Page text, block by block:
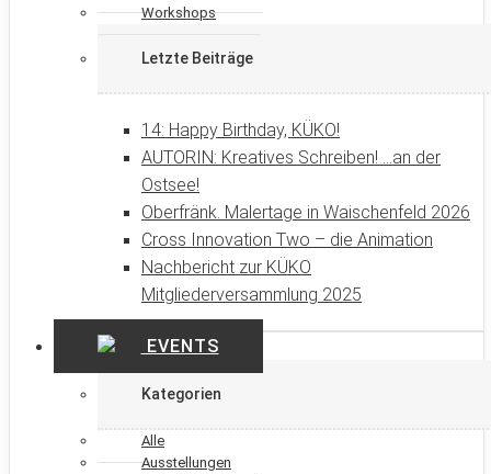
Workshops
Letzte Beiträge
14: Happy Birthday, KÜKO!
AUTORIN: Kreatives Schreiben! …an der
Ostsee!
Oberfränk. Malertage in Waischenfeld 2026
Cross Innovation Two – die Animation
Nachbericht zur KÜKO
Mitgliederversammlung 2025
EVENTS
Kategorien
Alle
Ausstellungen